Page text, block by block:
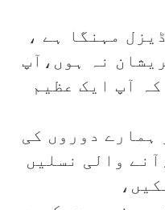
مہنگا ہے ،
نہ ہوں،آپ
آپ ایک عظیم
ہمارے دوروں کی
والی نسلیں